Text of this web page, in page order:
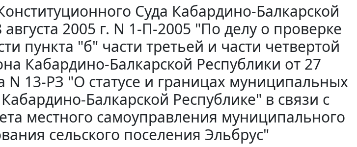
Суда Кабардино-Балкарской
2005 г. N 1-П-2005 "По делу о проверке
пункта "б" части третьей и части четвертой
Кабардино-Балкарской Республики от 27
N 13-РЗ "О статусе и границах муниципальных
Балкарской Республике" в связи с
местного самоуправления муниципального
сельского поселения Эльбрус"